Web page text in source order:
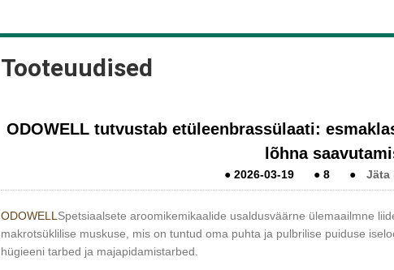
Tooteuudised
​ODOWELL tutvustab etüleenbrassülaati:
lõhna
●2026-03-19 ●8 ● Jäta
ODOWELL Spetsiaalsete aroomikemikaalide usaldusväärne ülemaailmne
makrotsüklilise muskuse, mis on tuntud oma puhta ja pulbrilise puiduse
hügieeni tarbed ja majapidamistarbed.